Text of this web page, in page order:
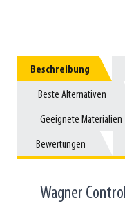
Beschreibung
Beschreibung
Beste Alternativen
Beste Alternativen
Geeignete Materialien
Geeignete Materialien
Bewertungen
Bewertungen
Wagner